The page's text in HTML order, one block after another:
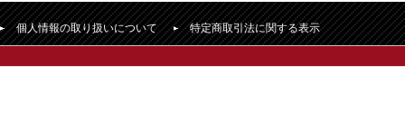
個人情報の取り扱いについて 特定商取引法に関する表示